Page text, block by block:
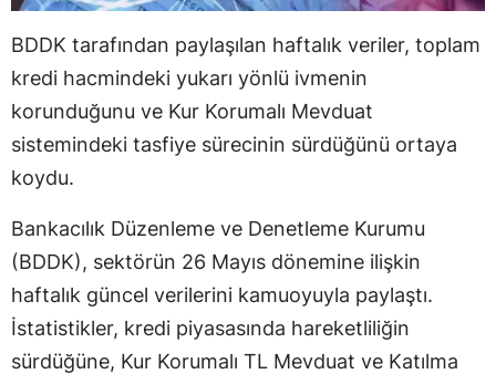
BDDK tarafından paylaşılan haftalık veriler, toplam
kredi hacmindeki yukarı yönlü ivmenin
korunduğunu ve Kur Korumalı Mevduat
sistemindeki tasfiye sürecinin sürdüğünü ortaya
koydu.
Bankacılık Düzenleme ve Denetleme Kurumu
(BDDK), sektörün 26 Mayıs dönemine ilişkin
haftalık güncel verilerini kamuoyuyla paylaştı.
İstatistikler, kredi piyasasında hareketliliğin
sürdüğüne, Kur Korumalı TL Mevduat ve Katılma